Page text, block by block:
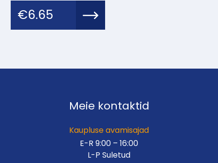
€6.65
Meie kontaktid
Kaupluse avamisajad
E-R 9:00 – 16:00
L-P Suletud